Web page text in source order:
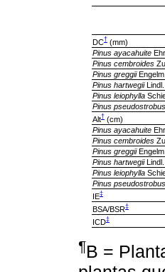
DC† (mm)
Pinus ayacahuite
Pinus cembroides
Pinus greggii
Pinus hartwegiiLindl.
Pinus leiophylla
Pinus pseudostrobus
Alt† (cm)
Pinus ayacahuite
Pinus cembroides
Pinus greggii
Pinus hartwegiiLindl.
Pinus leiophylla
Pinus pseudostrobus
IE‡
BSA/BSR‡
ICD‡
¶B =